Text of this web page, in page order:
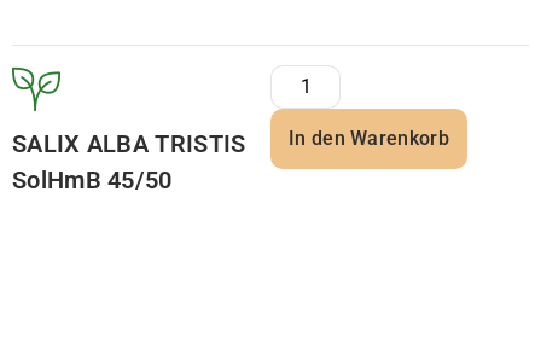
SALIX ALBA TRISTIS
SolHmB 45/50
In den Warenkorb